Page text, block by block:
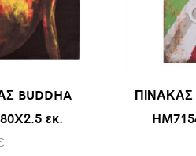
BUDDHA
εκ.
ΠΙΝΑΚΑΣ